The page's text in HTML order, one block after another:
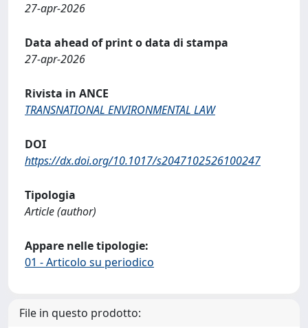
27-apr-2026
Data ahead of print o data di stampa
27-apr-2026
Rivista in ANCE
TRANSNATIONAL ENVIRONMENTAL LAW
DOI
https://dx.doi.org/10.1017/s2047102526100247
Tipologia
Article (author)
Appare nelle tipologie:
01 - Articolo su periodico
File in questo prodotto: